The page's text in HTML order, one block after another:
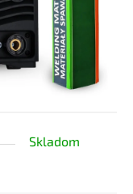
Skladom